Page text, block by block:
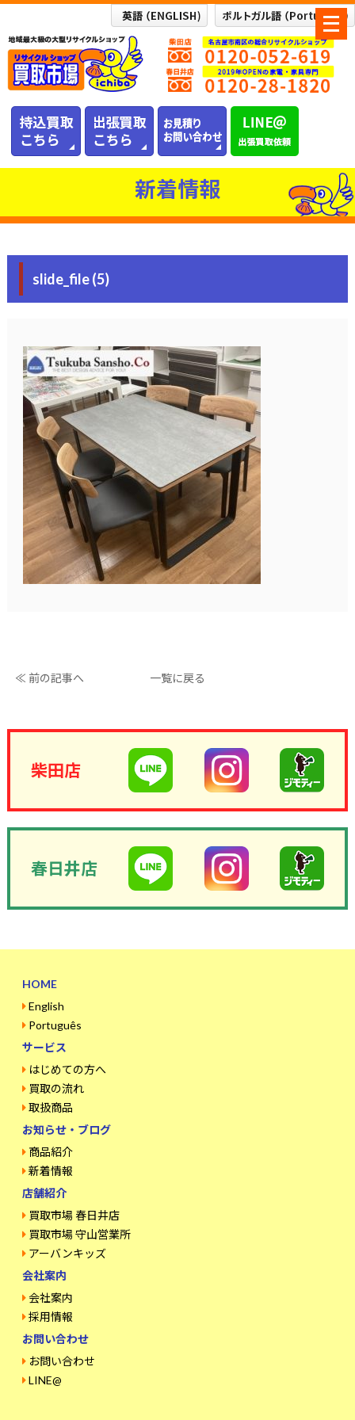
メ
ニ
ュ
ー
新着情報
slide_file (5)
≪ 前の記事へ 一覧に戻る
柴田店
春日井店
HOME
English
Português
サービス
はじめての方へ
買取の流れ
取扱商品
お知らせ・ブログ
商品紹介
新着情報
店舗紹介
買取市場 春日井店
買取市場 守山営業所
アーバンキッズ
会社案内
会社案内
採用情報
お問い合わせ
お問い合わせ
LINE@